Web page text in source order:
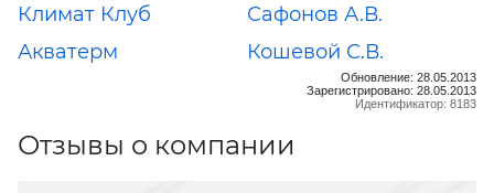
Климат Клуб
Сафонов А.В.
Акватерм
Кошевой С.В.
Обновление: 28.05.2013
Зарегистрировано: 28.05.2013
Идентификатор: 8183
Отзывы о компании